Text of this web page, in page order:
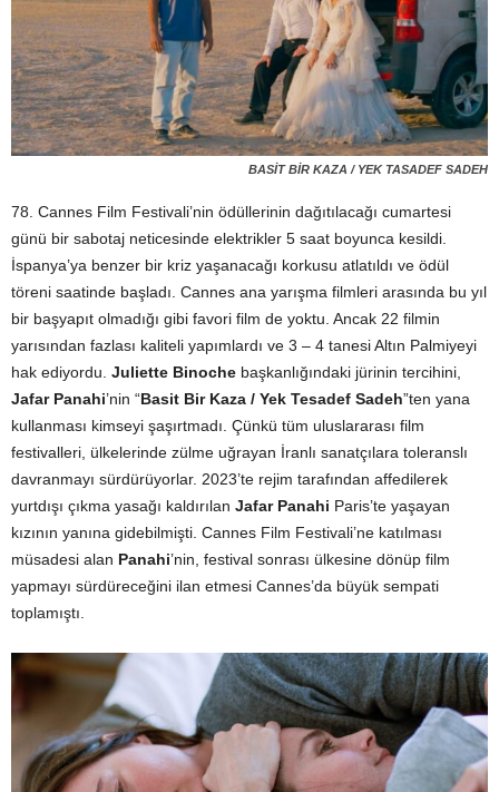
BASİT BİR KAZA / YEK TASADEF SADEH
78. Cannes Film Festivali’nin ödüllerinin dağıtılacağı cumartesi
günü bir sabotaj neticesinde elektrikler 5 saat boyunca kesildi.
İspanya’ya benzer bir kriz yaşanacağı korkusu atlatıldı ve ödül
töreni saatinde başladı. Cannes ana yarışma filmleri arasında bu yıl
bir başyapıt olmadığı gibi favori film de yoktu. Ancak 22 filmin
yarısından fazlası kaliteli yapımlardı ve 3 – 4 tanesi Altın Palmiyeyi
hak ediyordu. Juliette Binoche başkanlığındaki jürinin tercihini,
Jafar Panahi’nin “Basit Bir Kaza / Yek Tesadef Sadeh”ten yana
kullanması kimseyi şaşırtmadı. Çünkü tüm uluslararası film
festivalleri, ülkelerinde zülme uğrayan İranlı sanatçılara toleranslı
davranmayı sürdürüyorlar. 2023’te rejim tarafından affedilerek
yurtdışı çıkma yasağı kaldırılan Jafar Panahi Paris’te yaşayan
kızının yanına gidebilmişti. Cannes Film Festivali’ne katılması
müsadesi alan Panahi’nin, festival sonrası ülkesine dönüp film
yapmayı sürdüreceğini ilan etmesi Cannes’da büyük sempati
toplamıştı.